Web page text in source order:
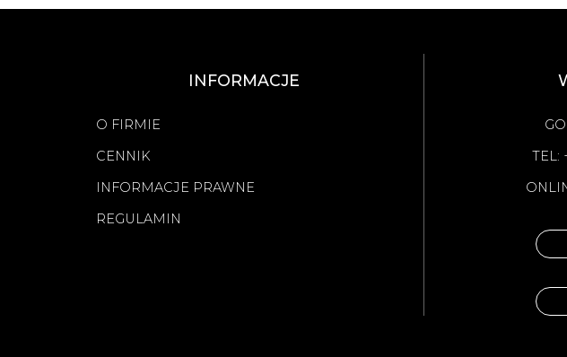
INFORMACJE
O FIRMIE
CENNIK
INFORMACJE PRAWNE
REGULAMIN
TEL: